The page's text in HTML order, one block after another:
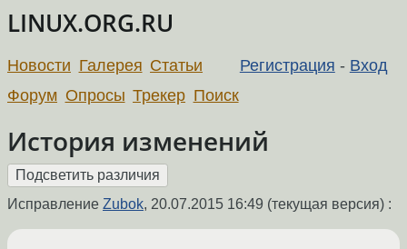
LINUX.ORG.RU
Регистрация - Вход
Новости Галерея Статьи
Форум Опросы Трекер Поиск
История изменений
Исправление Zubok, 20.07.2015 16:49 (текущая версия) :